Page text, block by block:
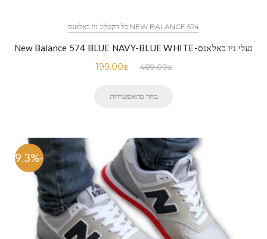
NEW BALANCE 574 כל הקטלוג ניו באלאנס
נעלי ניו באלאנס-New Balance 574 BLUE NAVY-BLUE WHITE
489.00₪
199.00₪
בחר מהאפשרויות
-59.3%